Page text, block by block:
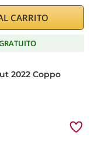
CARRITO
2022 Coppo